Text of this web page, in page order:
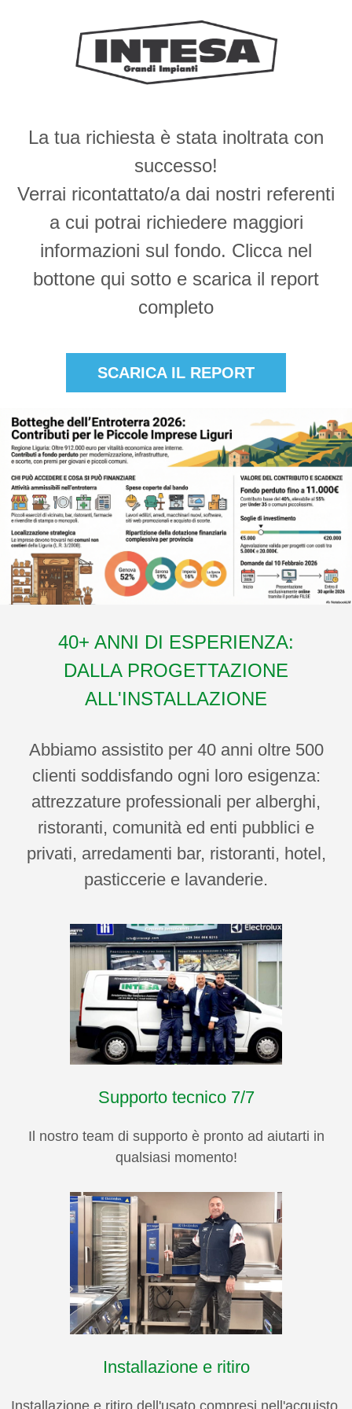
La tua richiesta è stata inoltrata con
successo!
Verrai ricontattato/a dai nostri referenti
a cui potrai richiedere maggiori
informazioni sul fondo. Clicca nel
bottone qui sotto e scarica il report
completo
SCARICA IL REPORT
40+ ANNI DI ESPERIENZA:
DALLA PROGETTAZIONE
ALL'INSTALLAZIONE
Abbiamo assistito per 40 anni oltre 500
clienti soddisfando ogni loro esigenza:
attrezzature professionali per alberghi,
ristoranti, comunità ed enti pubblici e
privati, arredamenti bar, ristoranti, hotel,
pasticcerie e lavanderie.
Supporto tecnico 7/7
Il nostro team di supporto è pronto ad aiutarti in
qualsiasi momento!
Installazione e ritiro
Installazione e ritiro dell'usato compresi nell'acquisto.